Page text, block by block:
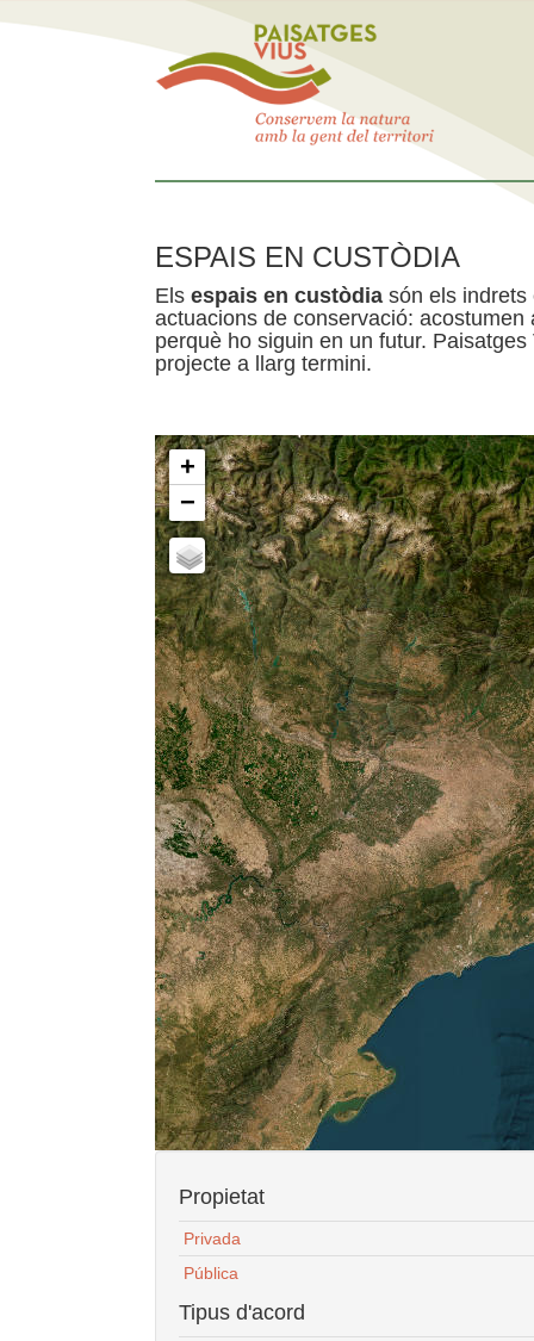
ESPAIS EN CUSTÒDIA
Els espais en custòdia són els indrets
actuacions de conservació:
perquè ho siguin en un futur.
projecte a llarg termini.
+
−
Propietat
Privada
Pública
Tipus d'acord